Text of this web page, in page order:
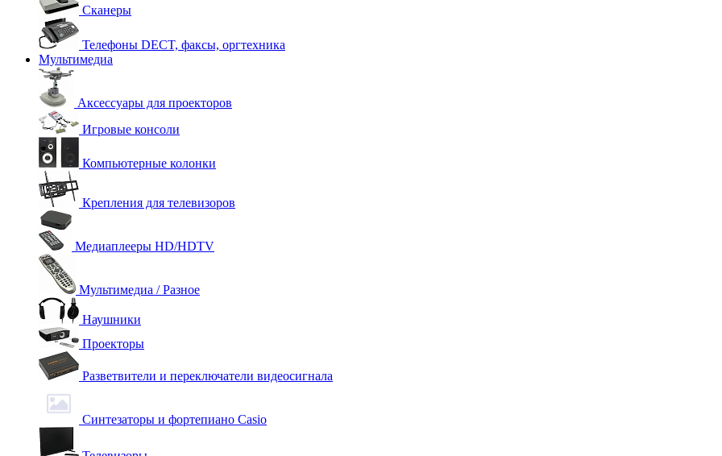
Сканеры
Телефоны DECT, факсы, оргтехника
Мультимедиа
Аксессуары для проекторов
Игровые консоли
Компьютерные колонки
Крепления для телевизоров
Медиаплееры HD/HDTV
Мультимедиа / Разное
Наушники
Проекторы
Разветвители и переключатели видеосигнала
Синтезаторы и фортепиано Casio